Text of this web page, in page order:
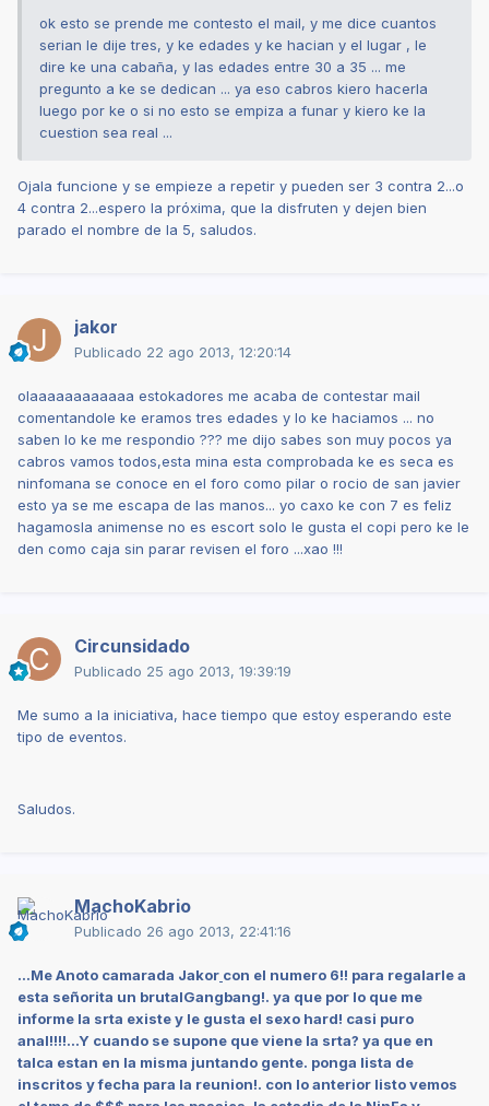
ok esto se prende me contesto el mail, y me dice cuantos
serian le dije tres, y ke edades y ke hacian y el lugar , le
dire ke una cabaña, y las edades entre 30 a 35 ... me
pregunto a ke se dedican ... ya eso cabros kiero hacerla
luego por ke o si no esto se empiza a funar y kiero ke la
cuestion sea real ...
Ojala funcione y se empieze a repetir y pueden ser 3 contra 2...o
4 contra 2...espero la próxima, que la disfruten y dejen bien
parado el nombre de la 5, saludos.
jakor
Publicado 22 ago 2013, 12:20:14
olaaaaaaaaaaaa estokadores me acaba de contestar mail
comentandole ke eramos tres edades y lo ke haciamos ... no
saben lo ke me respondio ??? me dijo sabes son muy pocos ya
cabros vamos todos,esta mina esta comprobada ke es seca es
ninfomana se conoce en el foro como pilar o rocio de san javier
esto ya se me escapa de las manos... yo caxo ke con 7 es feliz
hagamosla animense no es escort solo le gusta el copi pero ke le
den como caja sin parar revisen el foro ...xao !!!
Circunsidado
Publicado 25 ago 2013, 19:39:19
Me sumo a la iniciativa, hace tiempo que estoy esperando este
tipo de eventos.
Saludos.
MachoKabrio
Publicado 26 ago 2013, 22:41:16
...Me Anoto camarada Jakor con el numero 6!! para regalarle a
esta señorita un brutalGangbang!. ya que por lo que me
informe la srta existe y le gusta el sexo hard! casi puro
anal!!!!...Y cuando se supone que viene la srta? ya que en
talca estan en la misma juntando gente. ponga lista de
inscritos y fecha para la reunion!. con lo anterior listo vemos